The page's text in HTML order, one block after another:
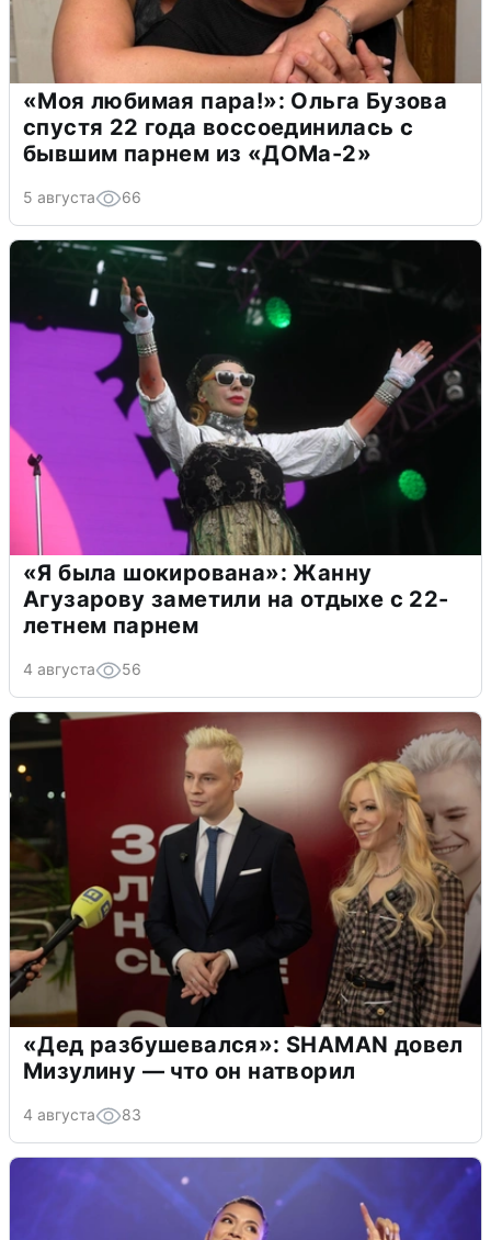
«Моя любимая пара!»: Ольга Бузова
спустя 22 года воссоединилась с
бывшим парнем из «ДОМа-2»
5 августа 66
«Я была шокирована»: Жанну
Агузарову заметили на отдыхе с 22-
летнем парнем
4 августа 56
«Дед разбушевался»: SHAMAN довел
Мизулину — что он натворил
4 августа 83